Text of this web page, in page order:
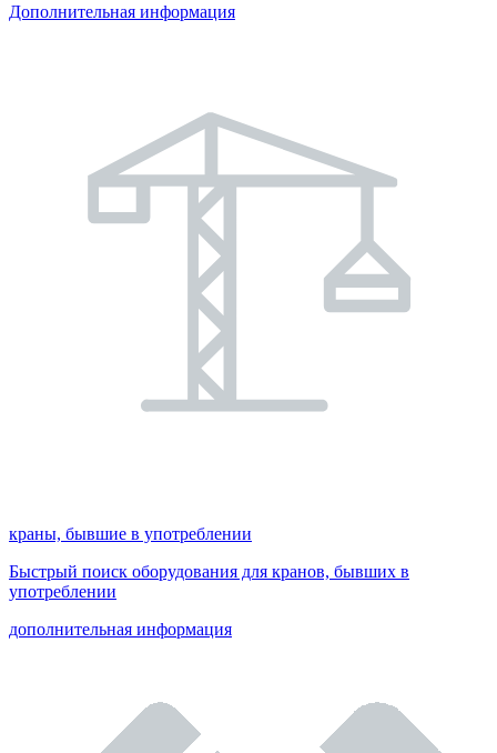
Дополнительная информация
краны, бывшие в употреблении
Быстрый поиск оборудования для кранов, бывших в
употреблении
дополнительная информация